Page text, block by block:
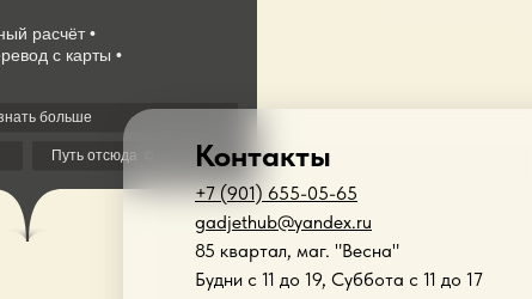
+7 (901) 655-05-65
gadjethub@yandex.ru
85 квартал, маг. "Весна"
Будни с 11 до 19, Суббота с 11 до 17
Контакты